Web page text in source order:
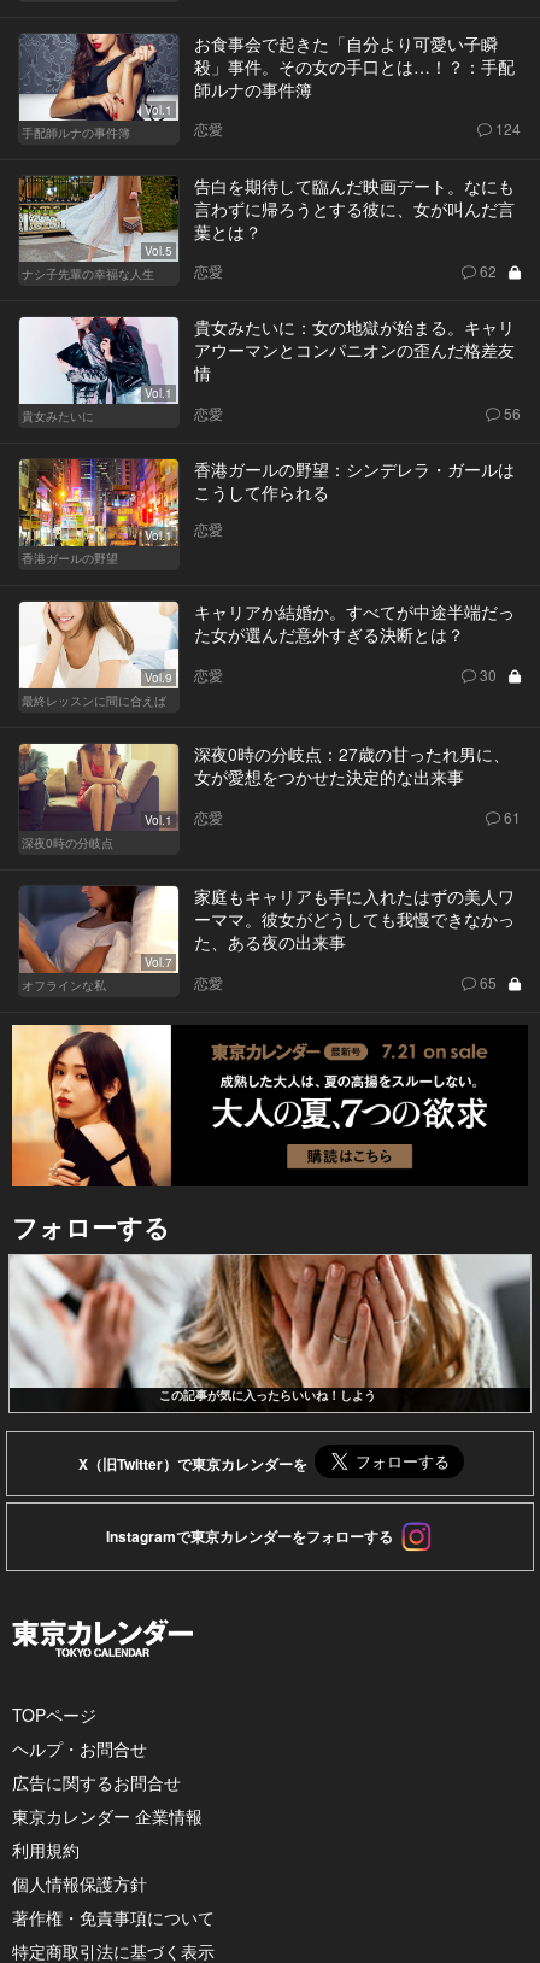
Vol.1
手配師ルナの事件簿
お食事会で起きた「自分より可愛い子瞬
殺」事件。その女の手口とは…！？：手配
師ルナの事件簿
恋愛 124
Vol.5
ナシ子先輩の幸福な人生
告白を期待して臨んだ映画デート。なにも
言わずに帰ろうとする彼に、女が叫んだ言
葉とは？
恋愛 62
Vol.1
貴女みたいに
貴女みたいに：女の地獄が始まる。キャリ
アウーマンとコンパニオンの歪んだ格差友
情
恋愛 56
Vol.1
香港ガールの野望
香港ガールの野望：シンデレラ・ガールは
こうして作られる
恋愛
Vol.9
最終レッスンに間に合えば
キャリアか結婚か。すべてが中途半端だっ
た女が選んだ意外すぎる決断とは？
恋愛 30
Vol.1
深夜0時の分岐点
深夜0時の分岐点：27歳の甘ったれ男に、
女が愛想をつかせた決定的な出来事
恋愛 61
Vol.7
オフラインな私
家庭もキャリアも手に入れたはずの美人ワ
ーママ。彼女がどうしても我慢できなかっ
た、ある夜の出来事
恋愛 65
フォローする
この記事が気に入ったらいいね！しよう
X（旧Twitter）で東京カレンダーを
Instagramで東京カレンダーをフォローする
TOPページ
ヘルプ・お問合せ
広告に関するお問合せ
東京カレンダー 企業情報
利用規約
個人情報保護方針
著作権・免責事項について
特定商取引法に基づく表示